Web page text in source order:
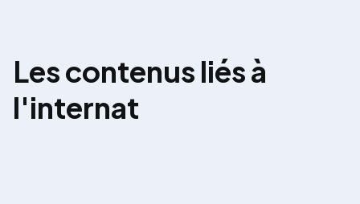
Les contenus liés à
l'internat